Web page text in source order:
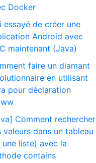
Docker
essayé de créer une
Android avec
maintenant (Java)
faire un diamant
en utilisant
pour déclaration
Comment rechercher
valeurs dans un tableau
une liste) avec la
contains